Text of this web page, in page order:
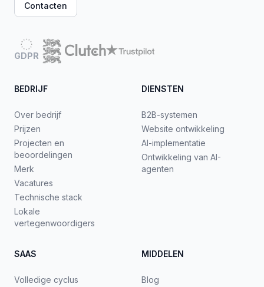
Contacten
GDPR
BEDRIJF
Over bedrijf
Prijzen
Projecten en
beoordelingen
Merk
Vacatures
Technische stack
Lokale
vertegenwoordigers
DIENSTEN
B2B-systemen
Website ontwikkeling
AI-implementatie
Ontwikkeling van AI-
agenten
SAAS
Volledige cyclus
MIDDELEN
Blog